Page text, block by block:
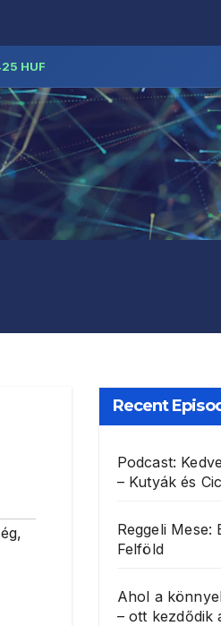
HUF
,
Recent
Podcast:
– Kutyák és
Reggeli Mese:
Felföld
Ahol a
– ott kezdődik